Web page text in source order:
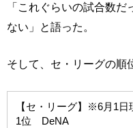
「これぐらいの試合数
ない」と語った。
そして、セ・リーグの順
【セ・リーグ】※6月1日
1位 DeNA